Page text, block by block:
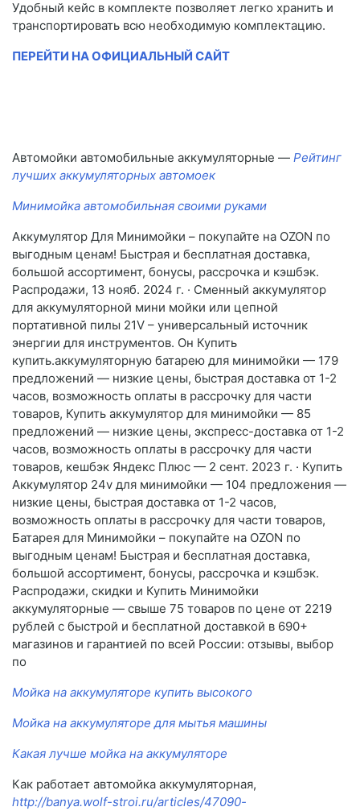
Удобный кейс в комплекте позволяет легко хранить и
транспортировать всю необходимую комплектацию.
ПЕРЕЙТИ НА ОФИЦИАЛЬНЫЙ САЙТ
Автомойки автомобильные аккумуляторные — Рейтинг
лучших аккумуляторных автомоек
Минимойка автомобильная своими руками
Аккумулятор Для Минимойки – покупайте на OZON по
выгодным ценам! Быстрая и бесплатная доставка,
большой ассортимент, бонусы, рассрочка и кэшбэк.
Распродажи, 13 нояб. 2024 г. · Сменный аккумулятор
для аккумуляторной мини мойки или цепной
портативной пилы 21V – универсальный источник
энергии для инструментов. Он Купить
купить.аккумуляторную батарею для минимойки — 179
предложений — низкие цены, быстрая доставка от 1-2
часов, возможность оплаты в рассрочку для части
товаров, Купить аккумулятор для минимойки — 85
предложений — низкие цены, экспресс-доставка от 1-2
часов, возможность оплаты в рассрочку для части
товаров, кешбэк Яндекс Плюс — 2 сент. 2023 г. · Купить
Аккумулятор 24v для минимойки — 104 предложения —
низкие цены, быстрая доставка от 1-2 часов,
возможность оплаты в рассрочку для части товаров,
Батарея для Минимойки – покупайте на OZON по
выгодным ценам! Быстрая и бесплатная доставка,
большой ассортимент, бонусы, рассрочка и кэшбэк.
Распродажи, скидки и Купить Минимойки
аккумуляторные — свыше 75 товаров по цене от 2219
рублей с быстрой и бесплатной доставкой в 690+
магазинов и гарантией по всей России: отзывы, выбор
по
Мойка на аккумуляторе купить высокого
Мойка на аккумуляторе для мытья машины
Какая лучше мойка на аккумуляторе
Как работает автомойка аккумуляторная,
http://banya.wolf-stroi.ru/articles/47090-